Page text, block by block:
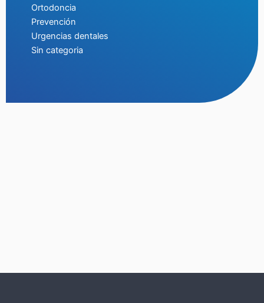
Ortodoncia
Prevención
Urgencias dentales
Sin categoria